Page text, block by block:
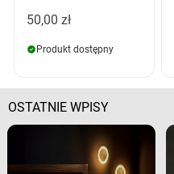
50,00 zł
Produkt dostępny
OSTATNIE WPISY